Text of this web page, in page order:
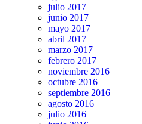
julio 2017
junio 2017
mayo 2017
abril 2017
marzo 2017
febrero 2017
noviembre 2016
octubre 2016
septiembre 2016
agosto 2016
julio 2016